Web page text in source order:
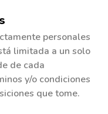
personales
limitada a un solo
de cada
y/o condiciones
que tome.